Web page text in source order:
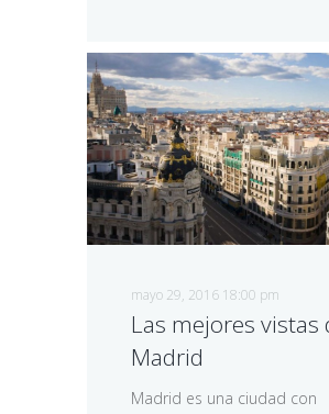
mayo 29, 2016 18:00 pm
Las mejores vistas
Madrid
Madrid es una ciudad con